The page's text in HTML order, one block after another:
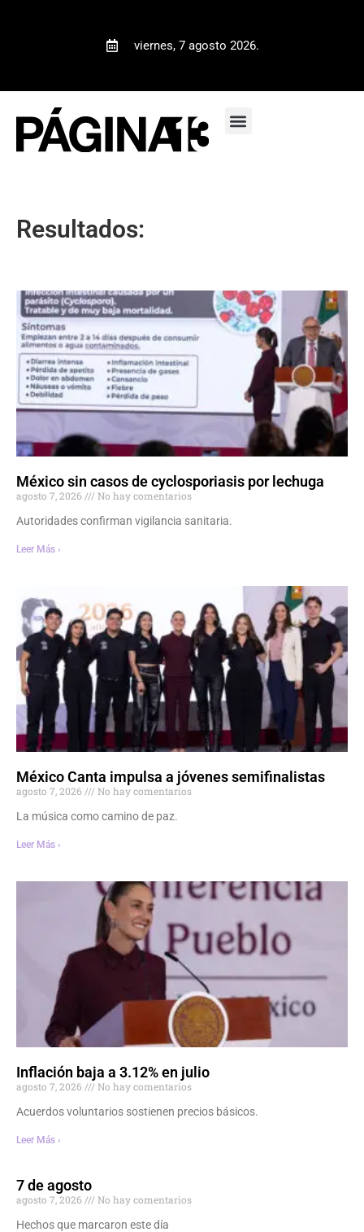
viernes, 7 agosto 2026.
Resultados:
México sin casos de cyclosporiasis por lechuga
agosto 7, 2026
No hay comentarios
Autoridades confirman vigilancia sanitaria.
Leer Más ›
México Canta impulsa a jóvenes semifinalistas
agosto 7, 2026
No hay comentarios
La música como camino de paz.
Leer Más ›
Inflación baja a 3.12% en julio
agosto 7, 2026
No hay comentarios
Acuerdos voluntarios sostienen precios básicos.
Leer Más ›
7 de agosto
agosto 7, 2026
No hay comentarios
Hechos que marcaron este día